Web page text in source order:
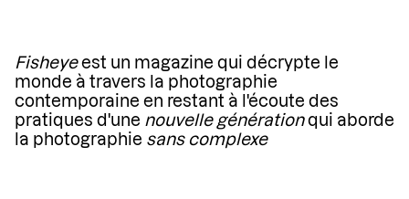
Fisheyeest un magazine qui décrypte le
monde à travers la photographie
contemporaine en restant à l'écoute des
pratiques d'une nouvelle générationqui aborde
la photographie sans complexe